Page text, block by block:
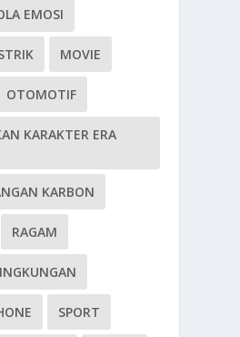
EMOSI
MOVIE
OTOMOTIF
KARAKTER ERA
KARBON
RAGAM
SPORT